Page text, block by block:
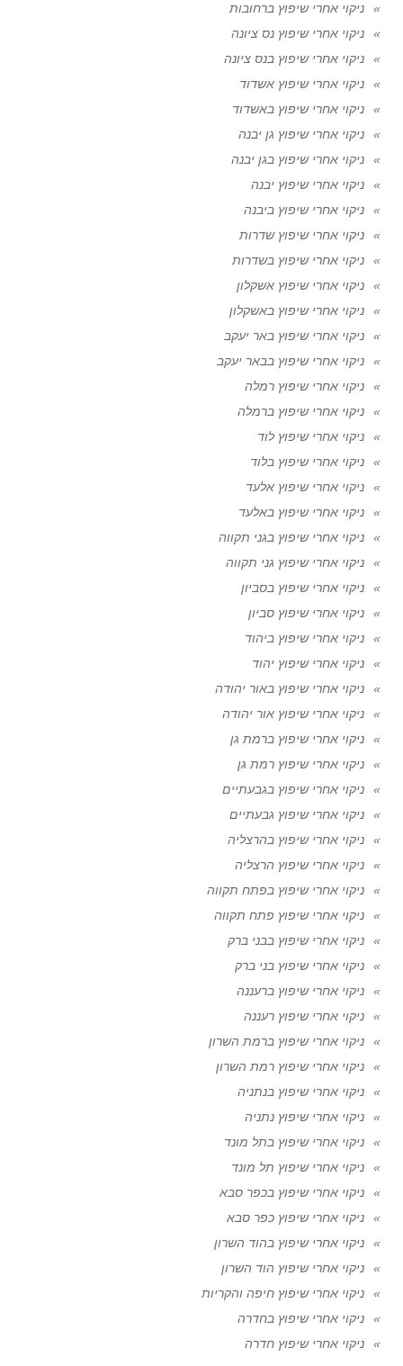
ניקוי אחרי שיפוץ ברחובות
ניקוי אחרי שיפוץ נס ציונה
ניקוי אחרי שיפוץ בנס ציונה
ניקוי אחרי שיפוץ אשדוד
ניקוי אחרי שיפוץ באשדוד
ניקוי אחרי שיפוץ גן יבנה
ניקוי אחרי שיפוץ בגן יבנה
ניקוי אחרי שיפוץ יבנה
ניקוי אחרי שיפוץ ביבנה
ניקוי אחרי שיפוץ שדרות
ניקוי אחרי שיפוץ בשדרות
ניקוי אחרי שיפוץ אשקלון
ניקוי אחרי שיפוץ באשקלון
ניקוי אחרי שיפוץ באר יעקב
ניקוי אחרי שיפוץ בבאר יעקב
ניקוי אחרי שיפוץ רמלה
ניקוי אחרי שיפוץ ברמלה
ניקוי אחרי שיפוץ לוד
ניקוי אחרי שיפוץ בלוד
ניקוי אחרי שיפוץ אלעד
ניקוי אחרי שיפוץ באלעד
ניקוי אחרי שיפוץ בגני תקווה
ניקוי אחרי שיפוץ גני תקווה
ניקוי אחרי שיפוץ בסביון
ניקוי אחרי שיפוץ סביון
ניקוי אחרי שיפוץ ביהוד
ניקוי אחרי שיפוץ יהוד
ניקוי אחרי שיפוץ באור יהודה
ניקוי אחרי שיפוץ אור יהודה
ניקוי אחרי שיפוץ ברמת גן
ניקוי אחרי שיפוץ רמת גן
ניקוי אחרי שיפוץ בגבעתיים
ניקוי אחרי שיפוץ גבעתיים
ניקוי אחרי שיפוץ בהרצליה
ניקוי אחרי שיפוץ הרצליה
ניקוי אחרי שיפוץ בפתח תקווה
ניקוי אחרי שיפוץ פתח תקווה
ניקוי אחרי שיפוץ בבני ברק
ניקוי אחרי שיפוץ בני ברק
ניקוי אחרי שיפוץ ברעננה
ניקוי אחרי שיפוץ רעננה
ניקוי אחרי שיפוץ ברמת השרון
ניקוי אחרי שיפוץ רמת השרון
ניקוי אחרי שיפוץ בנתניה
ניקוי אחרי שיפוץ נתניה
ניקוי אחרי שיפוץ בתל מונד
ניקוי אחרי שיפוץ תל מונד
ניקוי אחרי שיפוץ בכפר סבא
ניקוי אחרי שיפוץ כפר סבא
ניקוי אחרי שיפוץ בהוד השרון
ניקוי אחרי שיפוץ הוד השרון
ניקוי אחרי שיפוץ חיפה והקריות
ניקוי אחרי שיפוץ בחדרה
ניקוי אחרי שיפוץ חדרה